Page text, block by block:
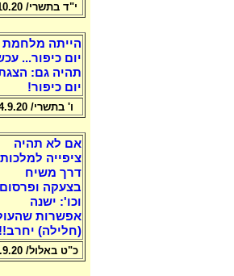
י"ד בתשרי/ 2.10.20
הייתה מלחמת
יום כיפור...
תהיה גם:
יום כיפור!
ו' בתשרי/ 24.9.20
אם לא תהיה
ציפייה
דרך משיח
בצעקה ופרסום
וכו': ישנה
אפשרות
(חלילה) יחרב!!
כ"ט באלול/ 18.9.20